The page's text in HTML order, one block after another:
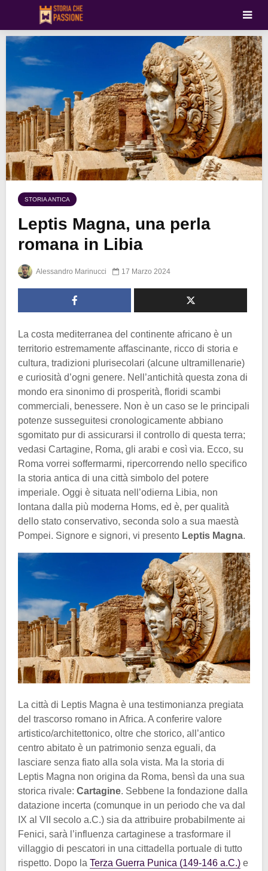
STORIA ANTICA
Leptis Magna, una perla
romana in Libia
Alessandro Marinucci 17 Marzo 2024
La costa mediterranea del continente africano è un
territorio estremamente affascinante, ricco di storia e
cultura, tradizioni plurisecolari (alcune ultramillenarie)
e curiosità d’ogni genere. Nell’antichità questa zona di
mondo era sinonimo di prosperità, floridi scambi
commerciali, benessere. Non è un caso se le principali
potenze susseguitesi cronologicamente abbiano
sgomitato pur di assicurarsi il controllo di questa terra;
vedasi Cartagine, Roma, gli arabi e così via. Ecco, su
Roma vorrei soffermarmi, ripercorrendo nello specifico
la storia antica di una città simbolo del potere
imperiale. Oggi è situata nell’odierna Libia, non
lontana dalla più moderna Homs, ed è, per qualità
dello stato conservativo, seconda solo a sua maestà
Pompei. Signore e signori, vi presento Leptis Magna.
La città di Leptis Magna è una testimonianza pregiata
del trascorso romano in Africa. A conferire valore
artistico/architettonico, oltre che storico, all’antico
centro abitato è un patrimonio senza eguali, da
lasciare senza fiato alla sola vista. Ma la storia di
Leptis Magna non origina da Roma, bensì da una sua
storica rivale: Cartagine. Sebbene la fondazione dalla
datazione incerta (comunque in un periodo che va dal
IX al VII secolo a.C.) sia da attribuire probabilmente ai
Fenici, sarà l’influenza cartaginese a trasformare il
villaggio di pescatori in una cittadella portuale di tutto
rispetto. Dopo la Terza Guerra Punica (149-146 a.C.) e